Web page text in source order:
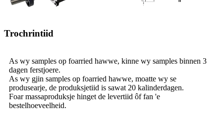
Trochrintiid
As wy samples op foarried hawwe, kinne wy ​​samples binnen 3
dagen ferstjoere.
As wy gjin samples op foarried hawwe, moatte wy se
produsearje, de produksjetiid is sawat 20 kalinderdagen.
Foar massaproduksje hinget de levertiid ôf fan 'e
bestelhoeveelheid.